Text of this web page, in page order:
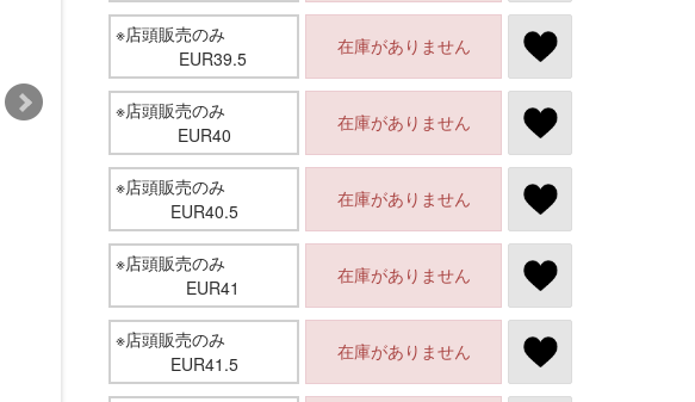
※店頭販売のみ
EUR39.5
在庫がありません
※店頭販売のみ
EUR40
在庫がありません
※店頭販売のみ
EUR40.5
在庫がありません
※店頭販売のみ
EUR41
在庫がありません
※店頭販売のみ
EUR41.5
在庫がありません